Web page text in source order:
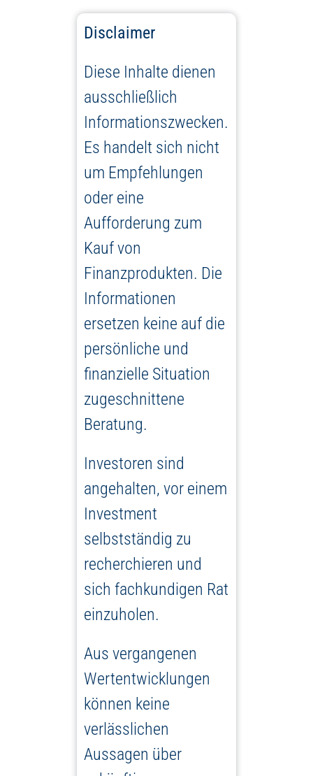
Disclaimer
Diese Inhalte dienen
ausschließlich
Informationszwecken.
Es handelt sich nicht
um Empfehlungen
oder eine
Aufforderung zum
Kauf von
Finanzprodukten. Die
Informationen
ersetzen keine auf die
persönliche und
finanzielle Situation
zugeschnittene
Beratung.
Investoren sind
angehalten, vor einem
Investment
selbstständig zu
recherchieren und
sich fachkundigen Rat
einzuholen.
Aus vergangenen
Wertentwicklungen
können keine
verlässlichen
Aussagen über